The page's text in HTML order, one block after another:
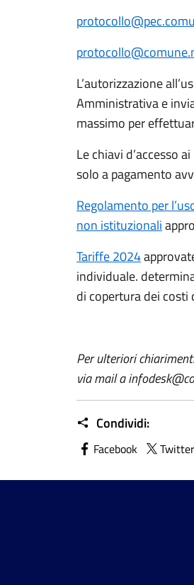
L’autorizzazione
Amministrativa e
massimo per
Le chiavi d’accesso
solo a pagamento
Regolamento per
non istituzionali
Tariffe 2024
individuale.
di copertura dei costi
Per ulteriori
via mail a
Condividi:
Facebook Twitter